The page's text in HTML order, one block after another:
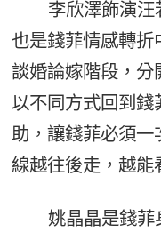
李欣澤飾演汪
也是錢菲情感轉折
談婚論嫁階段，分
以不同方式回到
助，讓錢菲必須一
線越往後走，越能
姚晶晶是錢菲